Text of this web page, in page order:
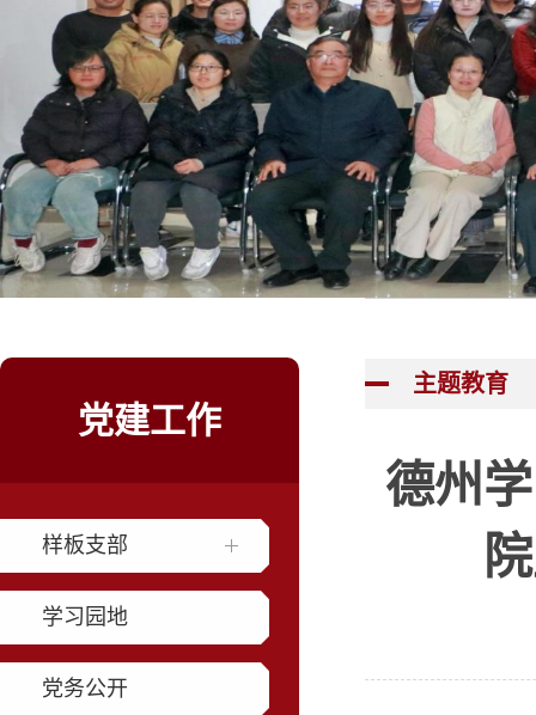
党建工作
样板支部
学习园地
党务公开
主题教育
德州